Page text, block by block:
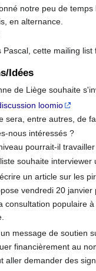
notre peu de
en alternance.
Pascal, cette mailing
Idées
de Liège souhaite
loomio
sera, entre autres, de
nous intéressés ?
pourrait-il
souhaite
un article sur les
vendredi 20
consultation populaire
message de soutien
financièrement au
aller demander des